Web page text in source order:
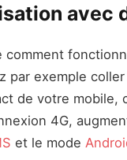
avec
comment
par exemple coller
de votre mobile,
4G,
et le mode